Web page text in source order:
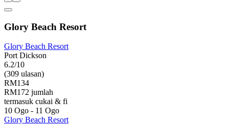
Glory Beach Resort
Glory Beach Resort
Port Dickson
6.2/10
(309 ulasan)
RM134
RM172 jumlah
termasuk cukai & fi
10 Ogo - 11 Ogo
Glory Beach Resort